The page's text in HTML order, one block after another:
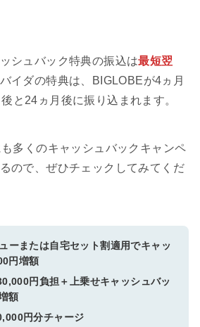
シュバック特典の振込は最短翌
イダの特典は、BIGLOBEが4ヵ月
と24ヵ月後に振り込まれます。
多くのキャッシュバックキャンペ
ので、ぜひチェックしてみてくだ
ーまたは自宅セット割適用でキャッ
円増額
円負担＋上乗せキャッシュバッ
額
円分チャージ